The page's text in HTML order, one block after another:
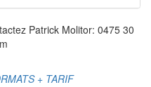
Patrick Molitor: 0475 30
+ TARIF